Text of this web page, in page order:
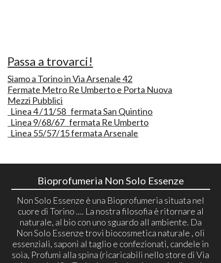
Passa a trovarci!
Siamo a Torino in Via Arsenale 42
Fermate Metro Re Umberto e Porta Nuova
Mezzi Pubblici
Linea 4 /11/58 fermata San Quintino
Linea 9/68/67 fermata Re Umberto
Linea 55/57/15 fermata Arsenale
Bioprofumeria Non Solo Essenze
Non Solo Essenze è una Bioprofumeria situata nel
cuore di Torino .... La nostra filosofia è ritornare al
naturale, al bio con uno sguardo all ambiente. Da
Non Solo Essenze trovi biocosmetica naturale , oli
essenziali, saponi al taglio e confezionati, candele in
soia, Profumi alla spina (ricaricabili nello store di Via